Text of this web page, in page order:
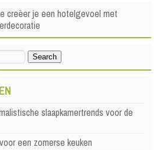
creëer je een hotelgevoel met
slaapkamertrends voor de
een zomerse keuken